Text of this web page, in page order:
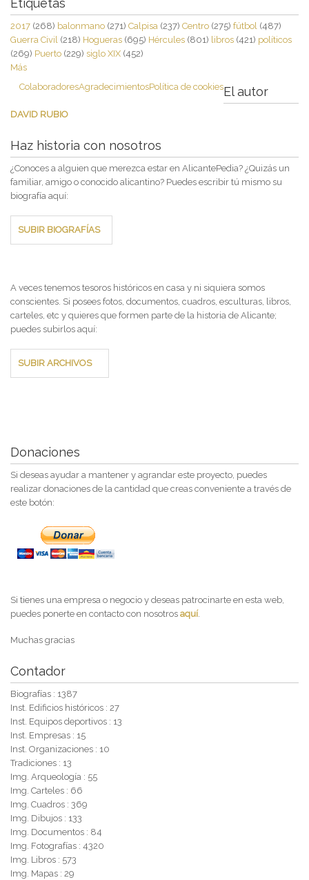
2017 (268) balonmano (271) Calpisa (237) Centro (275) fútbol (487)
Guerra Civil (218) Hogueras (695) Hércules (801) libros (421) políticos
(269) Puerto (229) siglo XIX (452)
Más
ColaboradoresAgradecimientosPolítica de cookiesEl autor
DAVID RUBIO
Haz historia con nosotros
¿Conoces a alguien que merezca estar en AlicantePedia? ¿Quizás un
familiar, amigo o conocido alicantino? Puedes escribir tú mismo su
biografía aquí:
SUBIR BIOGRAFÍAS
A veces tenemos tesoros históricos en casa y ni siquiera somos
conscientes. Si posees fotos, documentos, cuadros, esculturas, libros,
carteles, etc y quieres que formen parte de la historia de Alicante;
puedes subirlos aquí:
SUBIR ARCHIVOS
Donaciones
Si deseas ayudar a mantener y agrandar este proyecto, puedes
realizar donaciones de la cantidad que creas conveniente a través de
este botón:
Si tienes una empresa o negocio y deseas patrocinarte en esta web,
puedes ponerte en contacto con nosotros aquí
Muchas gracias
Contador
Biografías : 1387
Inst. Edificios históricos : 27
Inst. Equipos deportivos : 13
Inst. Empresas : 15
Inst. Organizaciones : 10
Tradiciones : 13
Img. Arqueología : 55
Img. Carteles : 66
Img. Cuadros : 369
Img. Dibujos : 133
Img. Documentos : 84
Img. Fotografías : 4320
Img. Libros : 573
Img. Mapas : 29